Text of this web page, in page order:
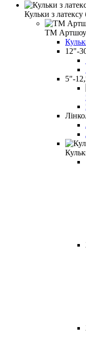
Кульки з
ТМ Артшоу
12"-
5"-